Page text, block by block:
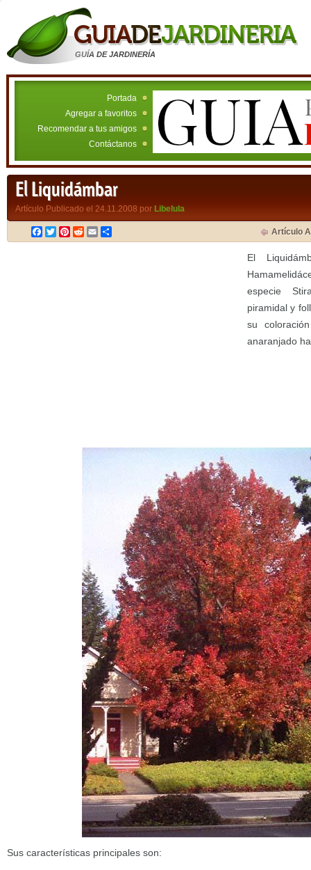
GUÍA DE JARDINERÍA
Portada
Agregar a favoritos
Recomendar a tus amigos
Contáctanos
El Liquidámbar
Artículo Publicado el 24.11.2008 por Libelula
Facebook
TwitterPinterest
RedditEmail Artículo
El
especie
piramidal y
su
anaranjado
Sus características principales son: